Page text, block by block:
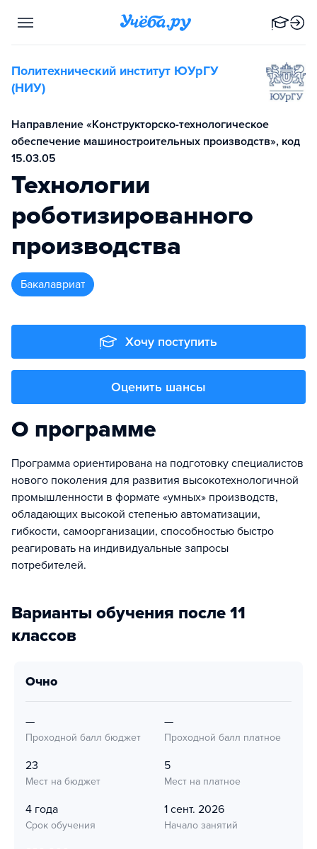
Политехнический институт ЮУрГУ
(НИУ)
Направление «Конструкторско-технологическое
обеспечение машиностроительных производств», код
15.03.05
Технологии
роботизированного
производства
бакалавриат
Хочу поступить
Оценить шансы
О программе
Программа ориентирована на подготовку специалистов
нового поколения для развития высокотехнологичной
промышленности в формате «умных» производств,
обладающих высокой степенью автоматизации,
гибкости, самоорганизации, способностью быстро
реагировать на индивидуальные запросы
потребителей.
Варианты обучения после 11
классов
очно
—
Проходной балл бюджет
—
Проходной балл платное
23
Мест на бюджет
5
Мест на платное
4 года
Срок обучения
1 сент. 2026
Начало занятий